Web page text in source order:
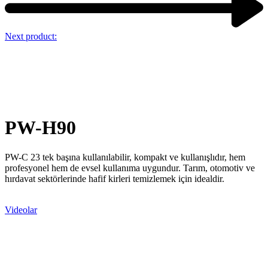
Next product:
PW-H90
PW-C 23 tek başına kullanılabilir, kompakt ve kullanışlıdır, hem
profesyonel hem de evsel kullanıma uygundur. Tarım, otomotiv ve
hırdavat sektörlerinde hafif kirleri temizlemek için idealdir.
Videolar